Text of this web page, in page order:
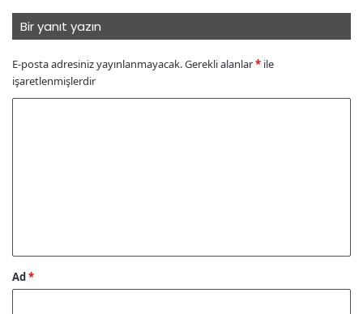
Bir yanıt yazın
E-posta adresiniz yayınlanmayacak.Gerekli alanlar* ile
işaretlenmişlerdir
Ad*